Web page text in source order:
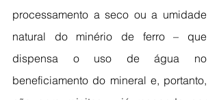
processamento a seco ou a umidade
natural do minério de ferro – que
dispensa o uso de água no
beneficiamento do mineral e, portanto,